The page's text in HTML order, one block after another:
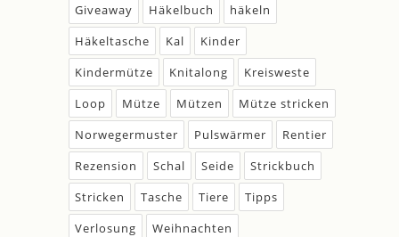
Giveaway
Häkelbuch
häkeln
Häkeltasche
Kal
Kinder
Kindermütze
Knitalong
Kreisweste
Loop
Mütze Mützen
Mütze stricken
Norwegermuster
Pulswärmer
Rentier
Rezension
Schal Seide
Strickbuch
Stricken
Tasche Tiere
Tipps
Verlosung
Weihnachten